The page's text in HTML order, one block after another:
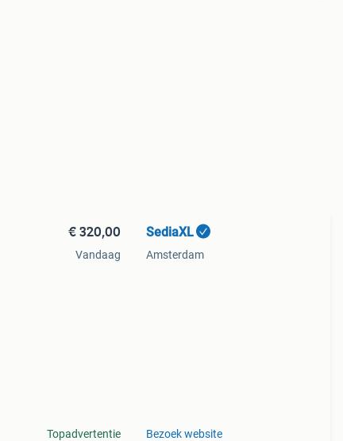
€ 320,00
Vandaag
Topadvertentie
SediaXL
Amsterdam
Bezoek website